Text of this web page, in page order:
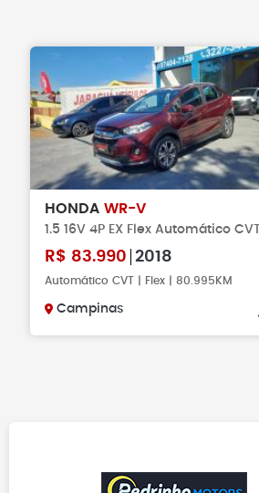
HONDAWR-V
1.5 16V 4P EX Flex Automático
R$ 83.990 2018
Automático CVT | Flex | 80.995KM
Campinas